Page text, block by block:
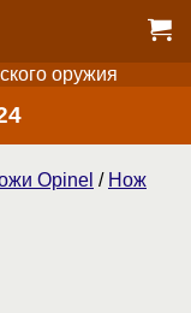
оружия
Opinel / Нож